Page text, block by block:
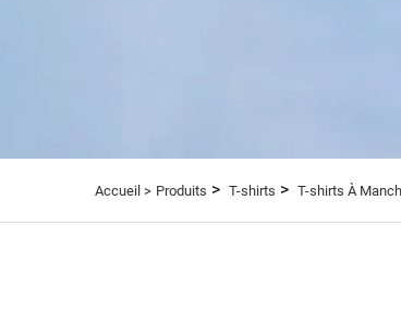
Accueil > Produits > T-shirts > T-shirts À